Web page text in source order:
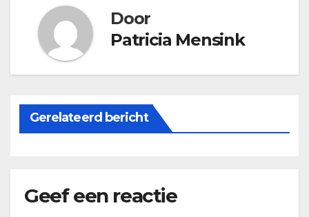
Door
Patricia Mensink
Gerelateerd bericht
Geef een reactie